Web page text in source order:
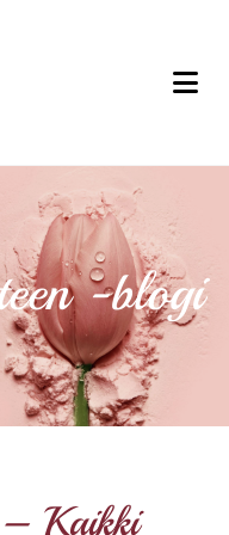
-blogi
– Kaikki